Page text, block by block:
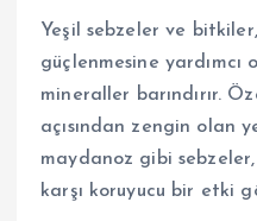
Yeşil sebzeler ve bitkiler,
güçlenmesine
mineraller barındırır.
açısından zengin olan
maydanoz gibi
karşı koruyucu bir etki